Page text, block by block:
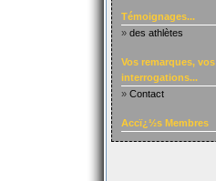
Témoignages...
» des athlètes
Vos remarques, vos
interrogations...
» Contact
Accï¿½s Membres